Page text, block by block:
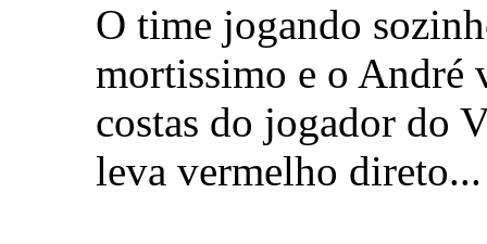
O time jogando
mortissimo e o André
costas do jogador do
leva vermelho direto...